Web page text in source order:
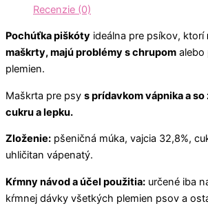
Recenzie (0)
Pochúťka piškóty ideálna pre psíkov, ktorí
maškrty, majú problémy s chrupom alebo
plemien.
Maškrta pre psy s prídavkom vápnika a
cukru a lepku.
Zloženie: pšeničná múka, vajcia 32,8%,
uhličitan vápenatý.
Kŕmny návod a účel použitia: určené iba
kŕmnej dávky všetkých plemien psov a